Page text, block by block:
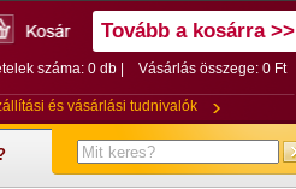
Tovább a kosárra >>
száma: 0 db | Vásárlás összege: 0 Ft
és vásárlási tudnivalók